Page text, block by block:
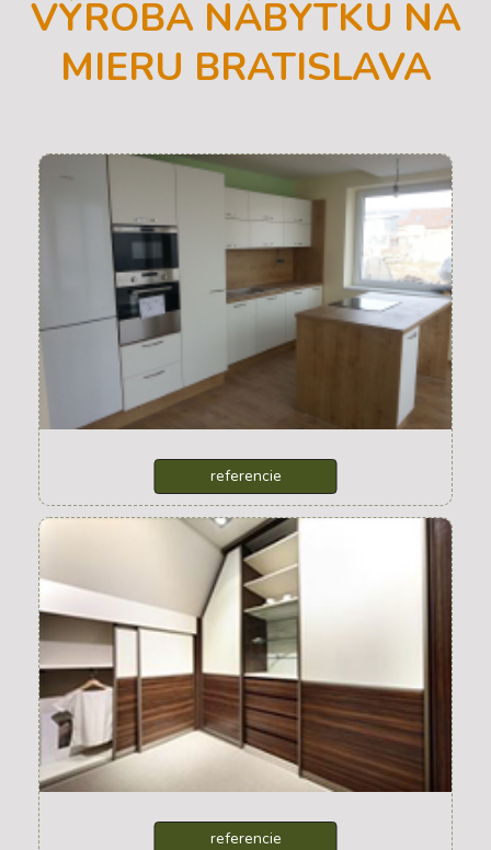
VÝROBA NÁBYTKU NA
MIERU BRATISLAVA
kuchynské linky
referencie
vstavané skrine
referencie